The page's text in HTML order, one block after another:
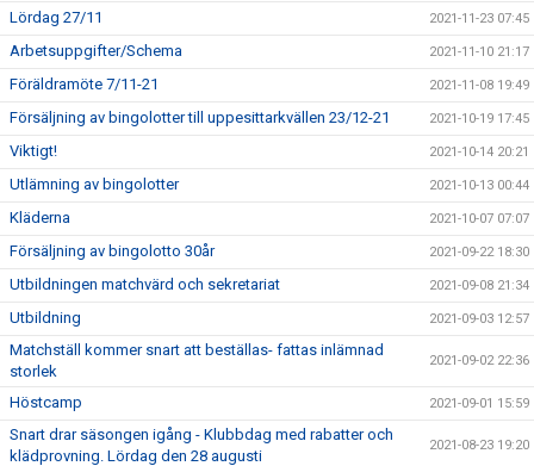
Lördag 27/11 2021-11-23 07:45
Arbetsuppgifter/Schema 2021-11-10 21:17
Föräldramöte 7/11-21 2021-11-08 19:49
Försäljning av bingolotter till uppesittarkvällen 23/12-21 2021-10-19 17:45
Viktigt! 2021-10-14 20:21
Utlämning av bingolotter 2021-10-13 00:44
Kläderna 2021-10-07 07:07
Försäljning av bingolotto 30år 2021-09-22 18:30
Utbildningen matchvärd och sekretariat 2021-09-08 21:34
Utbildning 2021-09-03 12:57
Matchställ kommer snart att beställas- fattas inlämnad
storlek
2021-09-02 22:36
Höstcamp 2021-09-01 15:59
Snart drar säsongen igång - Klubbdag med rabatter och
klädprovning. Lördag den 28 augusti
2021-08-23 19:20